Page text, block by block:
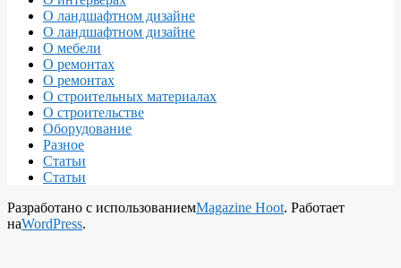
О ландшафтном дизайне
О ландшафтном дизайне
О мебели
О ремонтах
О ремонтах
О строительных материалах
О строительстве
Оборудование
Разное
Статьи
Статьи
Разработано с использованиемMagazine Hoot. Работает
наWordPress.